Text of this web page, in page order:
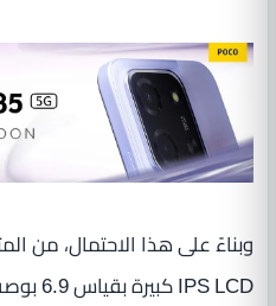
وبناءً على هذا الاحتمال، من